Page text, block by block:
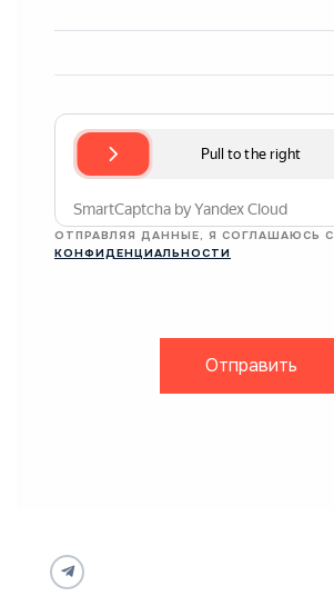
ОТПРАВЛЯЯ ДАННЫЕ, Я СОГЛАШАЮСЬ С
КОНФИДЕНЦИАЛЬНОСТИ
Отправить